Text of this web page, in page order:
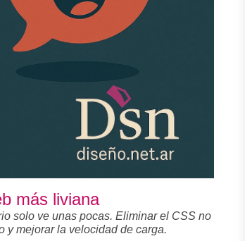
más liviana
solo ve unas pocas. Eliminar el CSS no
y mejorar la velocidad de carga.